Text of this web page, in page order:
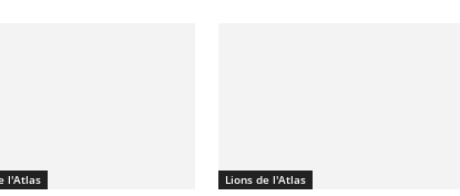
l'Atlas Lions de l'Atlas